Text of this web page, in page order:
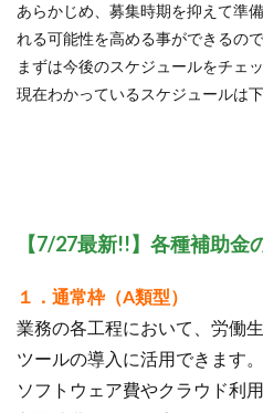
あらかじめ、募集時期を抑えて準
れる可能性を高める事ができるので
まずは今後のスケジュールをチェ
現在わかっているスケジュールは
【7/27最新!!】各種補助金
１．通常枠（A類型）
業務の各工程において、労働
ツールの導入に活用できます。
ソフトウェア費やクラウド利